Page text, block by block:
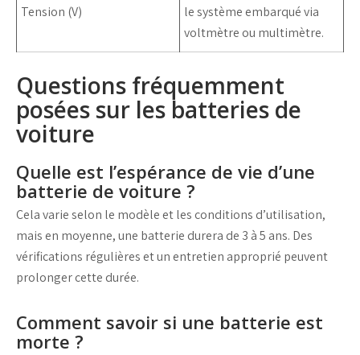
Tension (V)
le système embarqué via
voltmètre ou multimètre.
Questions fréquemment
posées sur les batteries de
voiture
Quelle est l’espérance de vie d’une
batterie de voiture ?
Cela varie selon le modèle et les conditions d’utilisation,
mais en moyenne, une batterie durera de 3 à 5 ans. Des
vérifications régulières et un entretien approprié peuvent
prolonger cette durée.
Comment savoir si une batterie est
morte ?